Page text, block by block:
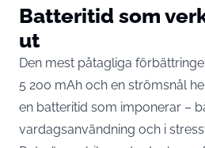
Batteritid som
ut
Den mest påtagliga
5 200 mAh och en strömsnål
en batteritid som imponerar –
vardagsanvändning och i